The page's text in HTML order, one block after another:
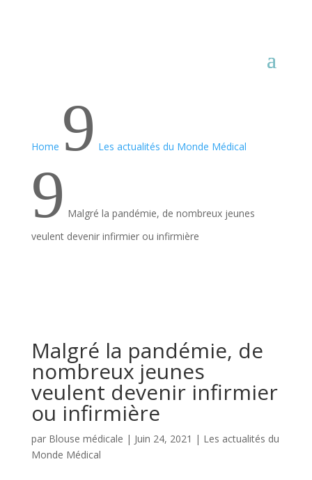
Home 9 Les actualités du Monde Médical
9 Malgré la pandémie, de nombreux jeunes
veulent devenir infirmier ou infirmière
Malgré la pandémie, de
nombreux jeunes
veulent devenir infirmier
ou infirmière
par Blouse médicale | Juin 24, 2021 | Les actualités du
Monde Médical